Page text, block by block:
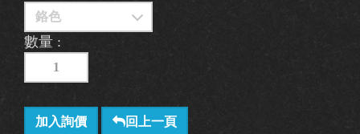
數量 :
加入詢價 回上一頁